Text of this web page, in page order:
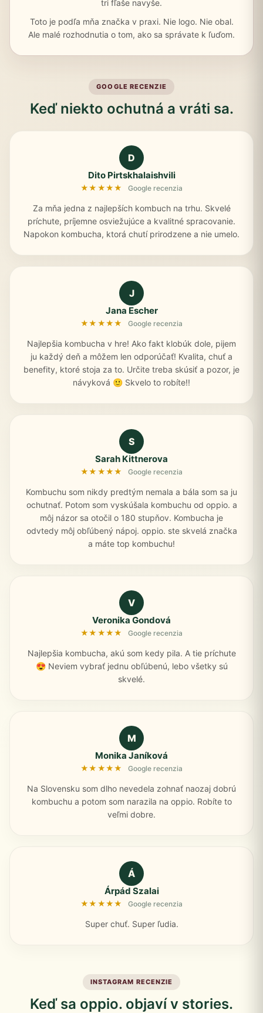
tri fľaše navyše.
Toto je podľa mňa značka v praxi. Nie logo. Nie obal.
Ale malé rozhodnutia o tom, ako sa správate k ľuďom.
GOOGLE RECENZIE
Keď niekto ochutná a vráti sa.
D
Dito Pirtskhalaishvili
★★★★★ Google recenzia
Za mňa jedna z najlepších kombuch na trhu. Skvelé
príchute, príjemne osviežujúce a kvalitné spracovanie.
Napokon kombucha, ktorá chutí prirodzene a nie umelo.
J
Jana Escher
★★★★★ Google recenzia
Najlepšia kombucha v hre! Ako fakt klobúk dole, pijem
ju každý deň a môžem len odporúčať! Kvalita, chuť a
benefity, ktoré stoja za to. Určite treba skúsiť a pozor, je
návyková 🙂 Skvelo to robíte!!
S
Sarah Kittnerova
★★★★★ Google recenzia
Kombuchu som nikdy predtým nemala a bála som sa ju
ochutnať. Potom som vyskúšala kombuchu od oppio. a
môj názor sa otočil o 180 stupňov. Kombucha je
odvtedy môj obľúbený nápoj. oppio. ste skvelá značka
a máte top kombuchu!
V
Veronika Gondová
★★★★★ Google recenzia
Najlepšia kombucha, akú som kedy pila. A tie príchute
😍 Neviem vybrať jednu obľúbenú, lebo všetky sú
skvelé.
M
Monika Janíková
★★★★★ Google recenzia
Na Slovensku som dlho nevedela zohnať naozaj dobrú
kombuchu a potom som narazila na oppio. Robíte to
veľmi dobre.
Á
Árpád Szalai
★★★★★ Google recenzia
Super chuť. Super ľudia.
INSTAGRAM RECENZIE
Keď sa oppio. objaví v stories.